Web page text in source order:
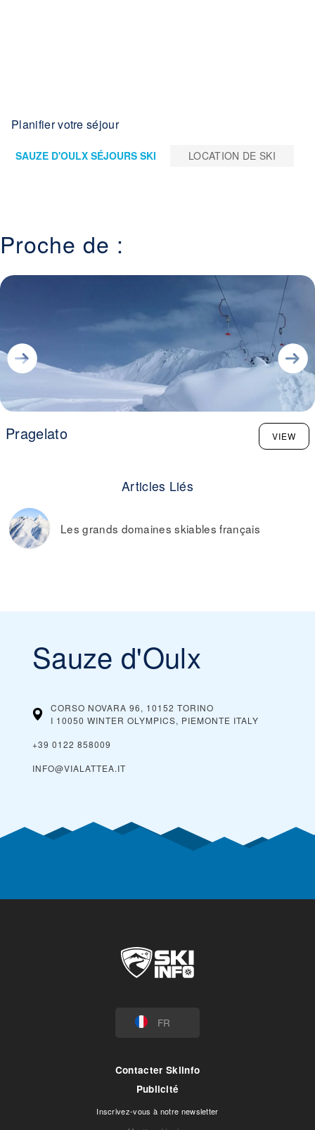
Planifier votre séjour
SAUZE D'OULX SÉJOURS SKI LOCATION DE SKI
Proche de :
Pragelato VIEW
Articles Liés
Les grands domaines skiables français
Sauze d'Oulx
CORSO NOVARA 96, 10152 TORINO
I 10050 WINTER OLYMPICS, PIEMONTE ITALY
+39 0122 858009
INFO@VIALATTEA.IT
FR
Contacter Skiinfo
Publicité
Inscrivez-vous à notre newsletter